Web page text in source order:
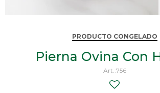
PRODUCTO CONGELADO
Pierna Ovina Con
756